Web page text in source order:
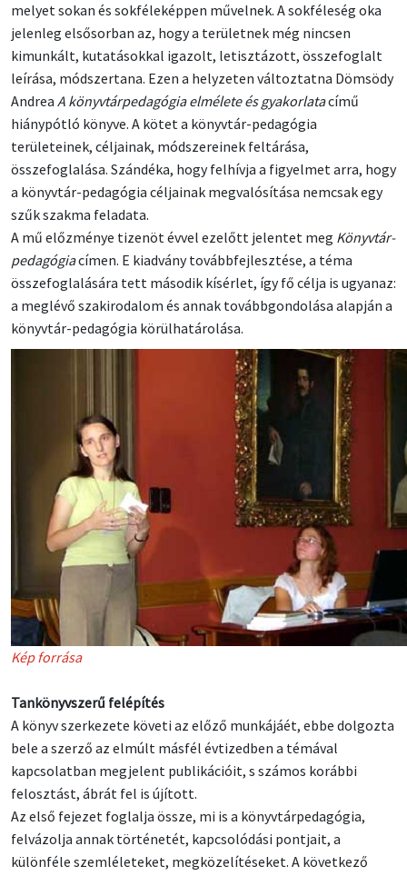
melyet sokan és sokféleképpen művelnek. A sokféleség oka
jelenleg elsősorban az, hogy a területnek még nincsen
kimunkált, kutatásokkal igazolt, letisztázott, összefoglalt
leírása, módszertana. Ezen a helyzeten változtatna Dömsödy
Andrea A könyvtárpedagógia elmélete és gyakorlatacímű
hiánypótló könyve. A kötet a könyvtár-pedagógia
területeinek, céljainak, módszereinek feltárása,
összefoglalása. Szándéka, hogy felhívja a figyelmet arra, hogy
a könyvtár-pedagógia céljainak megvalósítása nemcsak egy
szűk szakma feladata.
A mű előzménye tizenöt évvel ezelőtt jelentet meg Könyvtár-
pedagógiacímen. E kiadvány továbbfejlesztése, a téma
összefoglalására tett második kísérlet, így fő célja is ugyanaz:
a meglévő szakirodalom és annak továbbgondolása alapján a
könyvtár-pedagógia körülhatárolása.
Kép forrása
Tankönyvszerű felépítés
A könyv szerkezete követi az előző munkájáét, ebbe dolgozta
bele a szerző az elmúlt másfél évtizedben a témával
kapcsolatban megjelent publikációit, s számos korábbi
felosztást, ábrát fel is újított.
Az első fejezet foglalja össze, mi is a könyvtárpedagógia,
felvázolja annak történetét, kapcsolódási pontjait, a
különféle szemléleteket, megközelítéseket. A következő